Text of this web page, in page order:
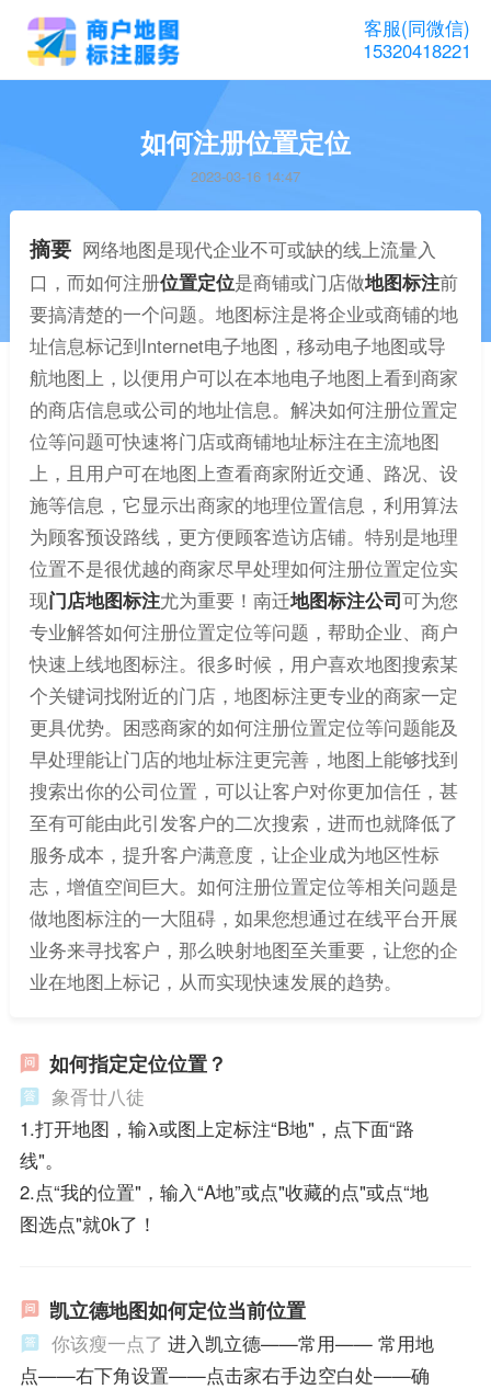
客服(同微信)
15320418221
如何注册位置定位
2023-03-16 14:47
摘要 网络地图是现代企业不可或缺的线上流量入
口，而如何注册位置定位是商铺或门店做地图标注前
要搞清楚的一个问题。地图标注是将企业或商铺的地
址信息标记到Internet电子地图，移动电子地图或导
航地图上，以便用户可以在本地电子地图上看到商家
的商店信息或公司的地址信息。解决如何注册位置定
位等问题可快速将门店或商铺地址标注在主流地图
上，且用户可在地图上查看商家附近交通、路况、设
施等信息，它显示出商家的地理位置信息，利用算法
为顾客预设路线，更方便顾客造访店铺。特别是地理
位置不是很优越的商家尽早处理如何注册位置定位实
现门店地图标注尤为重要！南迁地图标注公司可为您
专业解答如何注册位置定位等问题，帮助企业、商户
快速上线地图标注。很多时候，用户喜欢地图搜索某
个关键词找附近的门店，地图标注更专业的商家一定
更具优势。困惑商家的如何注册位置定位等问题能及
早处理能让门店的地址标注更完善，地图上能够找到
搜索出你的公司位置，可以让客户对你更加信任，甚
至有可能由此引发客户的二次搜索，进而也就降低了
服务成本，提升客户满意度，让企业成为地区性标
志，增值空间巨大。如何注册位置定位等相关问题是
做地图标注的一大阻碍，如果您想通过在线平台开展
业务来寻找客户，那么映射地图至关重要，让您的企
业在地图上标记，从而实现快速发展的趋势。
如何指定定位位置？
象胥廿八徒
1.打开地图，输λ或图上定标注“B地"，点下面“路
线"。
2.点“我的位置"，输入“A地”或点"收藏的点"或点“地
图选点"就0k了！
凯立德地图如何定位当前位置
你该瘦一点了 进入凯立德——常用—— 常用地
点——右下角设置——点击家右手边空白处——确